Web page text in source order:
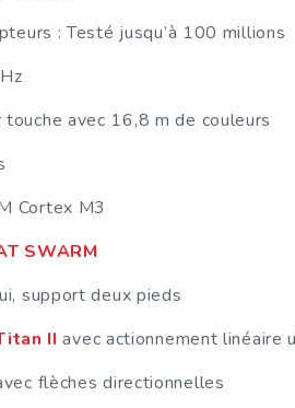
: Testé jusqu’à 100 millions
touche avec 16,8 m de couleurs
Cortex M3
SWARM
support deux pieds
II avec actionnement linéaire
flèches directionnelles